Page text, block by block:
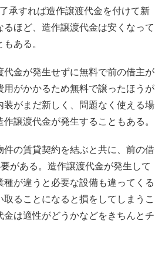
承すれば造作譲渡代金を付けて新
ほど、造作譲渡代金は安くなって
ある。
金が発生せずに無料で前の借主が
がかかるため無料で譲ったほうが
がまだ新しく、問題なく使える場
譲渡代金が発生することもある。
の賃貸契約を結ぶと共に、前の借
がある。造作譲渡代金が発生して
が違うと必要な設備も違ってくる
ることになると損をしてしまうこ
は適性がどうかなどをきちんとチ